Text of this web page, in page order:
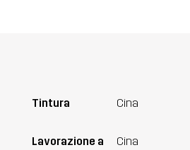
Tintura Cina
Lavorazione a
Cina